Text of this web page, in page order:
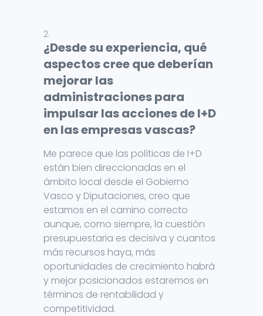
¿Desde su experiencia, qué
aspectos cree que deberían
mejorar las
administraciones para
impulsar las acciones de I+D
en las empresas vascas?
Me parece que las políticas de I+D
están bien direccionadas en el
ámbito local desde el Gobierno
Vasco y Diputaciones, creo que
estamos en el camino correcto
aunque, como siempre, la cuestión
presupuestaria es decisiva y cuantos
más recursos haya, más
oportunidades de crecimiento habrá
y mejor posicionados estaremos en
términos de rentabilidad y
competitividad.